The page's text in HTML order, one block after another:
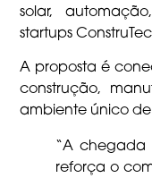
solar,
startups
A proposta é
construção,
ambiente único
“A chegada
reforça o